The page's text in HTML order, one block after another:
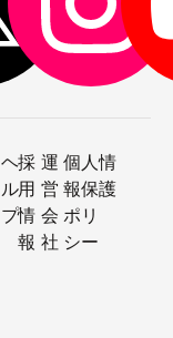
ヘ
ル
プ
採
用
情
報
運
営
会
社
個人情
報保護
ポリ
シー